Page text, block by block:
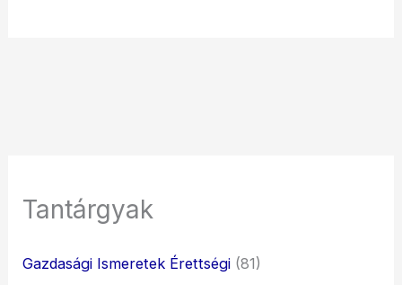
Tantárgyak
Gazdasági Ismeretek Érettségi (81)